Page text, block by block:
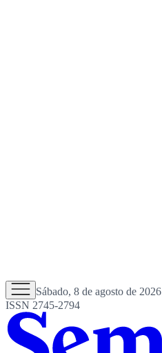
Sábado, 8 de agosto de 2026
ISSN 2745-2794